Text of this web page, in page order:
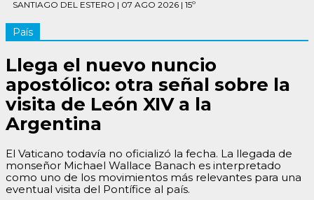
SANTIAGO DEL ESTERO | 07 AGO 2026 | 15º
País
Llega el nuevo nuncio
apostólico: otra señal sobre la
visita de León XIV a la
Argentina
El Vaticano todavía no oficializó la fecha. La llegada de
monseñor Michael Wallace Banach es interpretado
como uno de los movimientos más relevantes para una
eventual visita del Pontífice al país.